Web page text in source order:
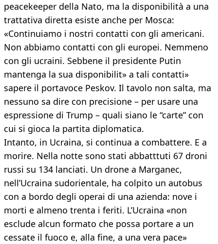
peacekeeper della Nato, ma la disponibilità a una
trattativa diretta esiste anche per Mosca:
«Continuiamo i nostri contatti con gli americani.
Non abbiamo contatti con gli europei. Nemmeno
con gli ucraini. Sebbene il presidente Putin
mantenga la sua disponibilit» a tali contatti»
sapere il portavoce Peskov. Il tavolo non salta, ma
nessuno sa dire con precisione – per usare una
espressione di Trump – quali siano le “carte” con
cui si gioca la partita diplomatica.
Intanto, in Ucraina, si continua a combattere. E a
morire. Nella notte sono stati abbatttuti 67 droni
russi su 134 lanciati. Un drone a Marganec,
nell’Ucraina sudorientale, ha colpito un autobus
con a bordo degli operai di una azienda: nove i
morti e almeno trenta i feriti. L’Ucraina «non
esclude alcun formato che possa portare a un
cessate il fuoco e, alla fine, a una vera pace»